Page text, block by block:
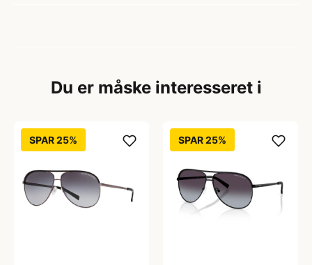
Du er måske interesseret i
SPAR 25% SPAR 25%